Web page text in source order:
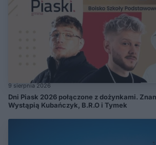
9 sierpnia 2026
Dni Piask 2026 połączone z dożynkami.
Wystąpią Kubańczyk, B.R.O i Tymek